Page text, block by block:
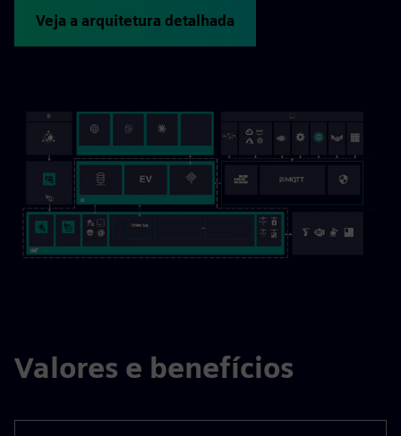
Veja a arquitetura detalhada
Valores e benefícios